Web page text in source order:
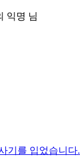
익명 님
기를 입었습니다.